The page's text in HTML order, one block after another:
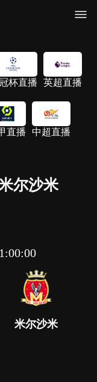
杯直播 英超直播
直播 中超直播
尔沙米
米尔沙米